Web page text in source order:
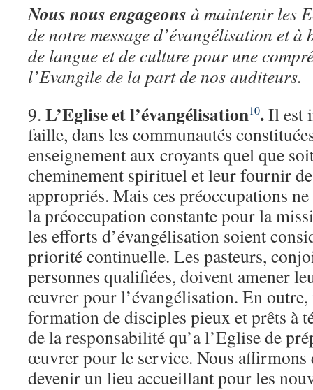
Nous nous engageons à maintenir les
de notre message d’évangélisation et
de langue et de culture pour une
l’Evangile de la part de nos auditeurs.
9. L’Eglise et l’évangélisation10.Il est
faille, dans les communautés
enseignement aux croyants quel que
cheminement spirituel et leur fournir
appropriés. Mais ces préoccupations
la préoccupation constante pour la
les efforts d’évangélisation soient
priorité continuelle. Les pasteurs,
personnes qualifiées, doivent amener
œuvrer pour l’évangélisation. En
formation de disciples pieux et prêts à
de la responsabilité qu’a l’Eglise de
œuvrer pour le service. Nous affirmons
devenir un lieu accueillant pour les